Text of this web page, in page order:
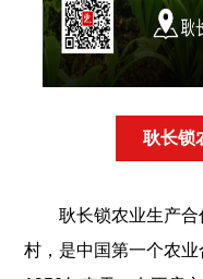
耿长锁
耿长锁农业生产
村，是中国第一个农